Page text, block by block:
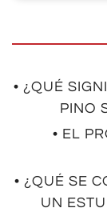
• ¿QUÉ
PINO
• EL
• ¿QUÉ SE
UN